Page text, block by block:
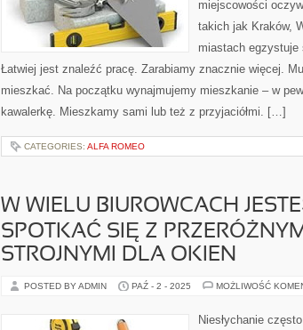
miejscowości
takich jak Kraków,
miastach egzystuje
Łatwiej jest znaleźć pracę. Zarabiamy znacznie więcej.
mieszkać. Na początku wynajmujemy mieszkanie – w
kawalerkę. Mieszkamy sami lub też z przyjaciółmi. […]
CATEGORIES: ALFA ROMEO
W WIELU BIUROWCACH
SPOTKAĆ SIĘ Z
STROJNYMI DLA OKIEN
POSTED BY ADMIN PAŹ - 2 - 2025 MOŻLIWOŚĆ
Niesłychanie